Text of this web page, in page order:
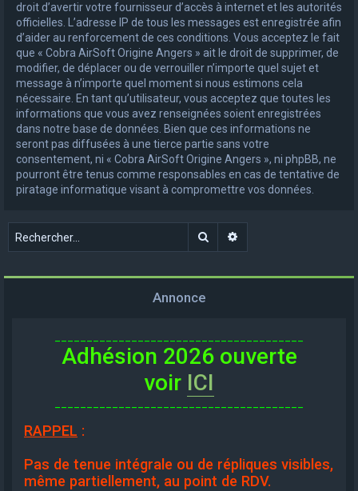
droit d’avertir votre fournisseur d’accès à internet et les autorités
officielles. L’adresse IP de tous les messages est enregistrée afin
d’aider au renforcement de ces conditions. Vous acceptez le fait
que « Cobra AirSoft Origine Angers » ait le droit de supprimer, de
modifier, de déplacer ou de verrouiller n’importe quel sujet et
message à n’importe quel moment si nous estimons cela
nécessaire. En tant qu’utilisateur, vous acceptez que toutes les
informations que vous avez renseignées soient enregistrées
dans notre base de données. Bien que ces informations ne
seront pas diffusées à une tierce partie sans votre
consentement, ni « Cobra AirSoft Origine Angers », ni phpBB, ne
pourront être tenus comme responsables en cas de tentative de
piratage informatique visant à compromettre vos données.
Rechercher
Annonce
Adhésion 2026 ouverte
voir ICI
RAPPEL :
Pas de tenue intégrale ou de répliques visibles,
même partiellement, au point de RDV.